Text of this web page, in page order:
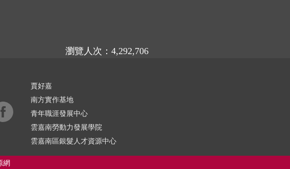
瀏覽人次：4,292,706
賈好嘉
南方實作基地
青年職涯發展中心
雲嘉南勞動力發展學院
雲嘉南區銀髮人才資源中心
網